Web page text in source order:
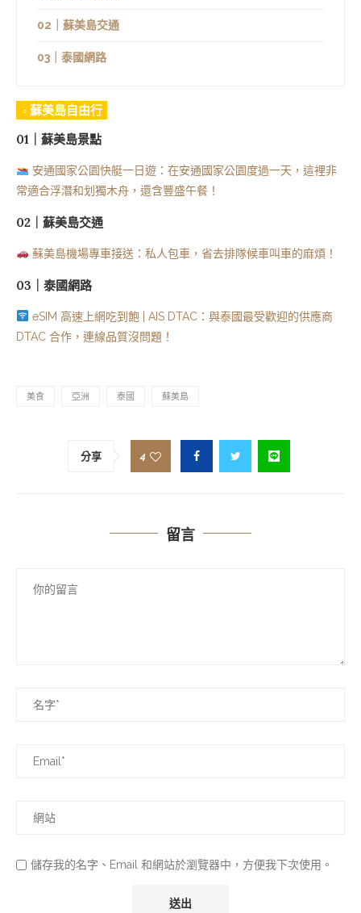
02｜蘇美島交通
03｜泰國網路
◦ 蘇美島自由行
01｜蘇美島景點
安通國家公園快艇一日遊：在安通國家公園度過一天，這裡非
常適合浮潛和划獨木舟，還含豐盛午餐！
02｜蘇美島交通
蘇美島機場專車接送：私人包車，省去排隊候車叫車的麻煩！
03｜泰國網路
eSIM 高速上網吃到飽 | AIS DTAC：與泰國最受歡迎的供應商
DTAC 合作，連線品質沒問題！
美食 亞洲 泰國 蘇美島
分享 4
留言
儲存我的名字、Email 和網站於瀏覽器中，方便我下次使用。